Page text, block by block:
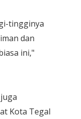
tingginya
dan
ini,"
Kota Tegal